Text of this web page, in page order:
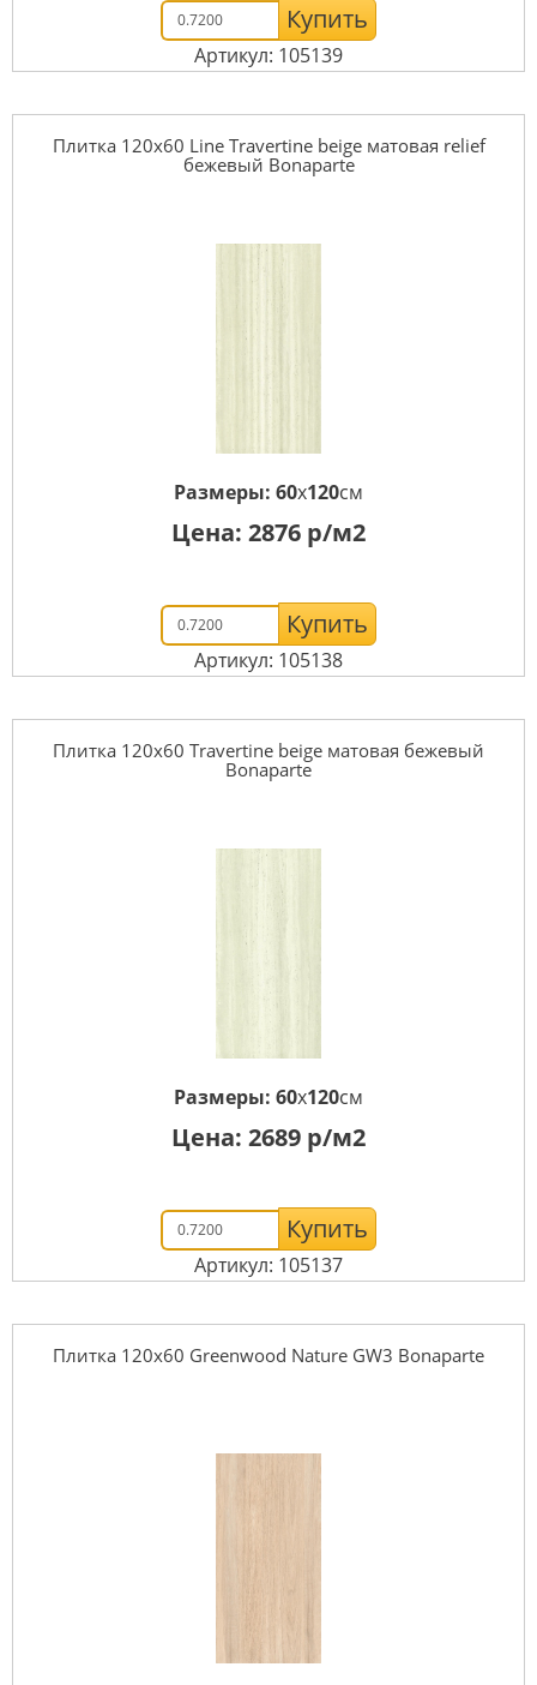
Купить
Артикул: 105139
Плитка 120x60 Line Travertine beige матовая relief
бежевый Bonaparte
Размеры: 60x120см
Цена: 2876 р/м2
Купить
Артикул: 105138
Плитка 120x60 Travertine beige матовая бежевый
Bonaparte
Размеры: 60x120см
Цена: 2689 р/м2
Купить
Артикул: 105137
Плитка 120x60 Greenwood Nature GW3 Bonaparte